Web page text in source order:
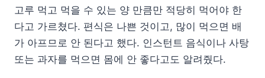
고루 먹고 먹을 수 있는 양 만큼만 적당히 먹어야 한
다고 가르쳤다. 편식은 나쁜 것이고, 많이 먹으면 배
가 아프므로 안 된다고 했다. 인스턴트 음식이나 사탕
또는 과자를 먹으면 몸에 안 좋다고도 알려줬다.